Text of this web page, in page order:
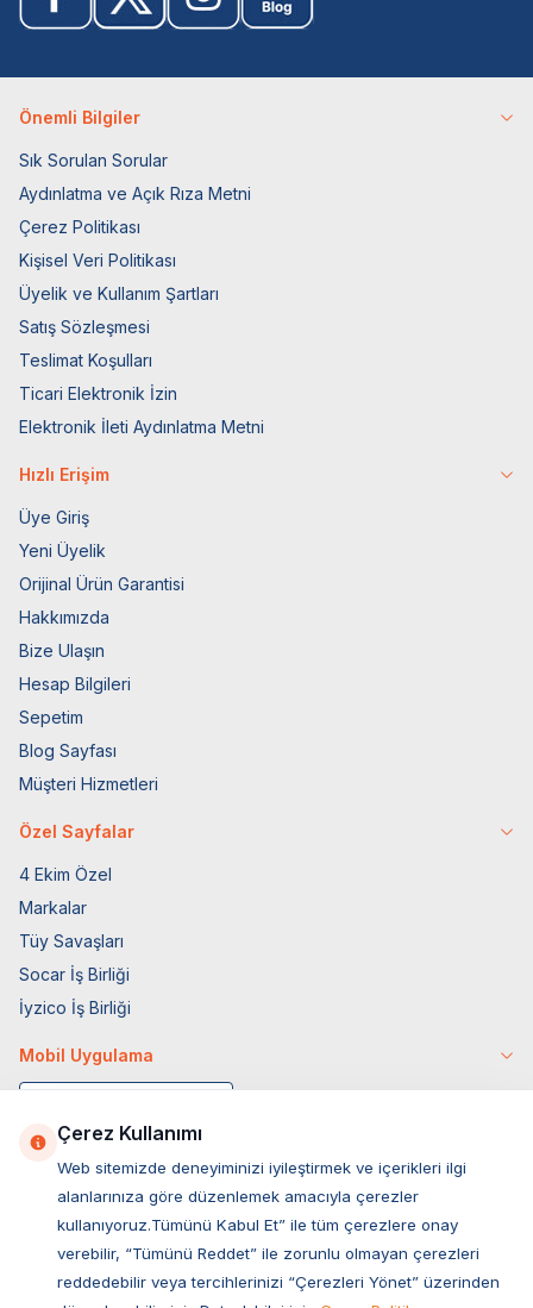
Önemli Bilgiler
Sık Sorulan Sorular
Aydınlatma ve Açık Rıza Metni
Çerez Politikası
Kişisel Veri Politikası
Üyelik ve Kullanım Şartları
Satış Sözleşmesi
Teslimat Koşulları
Ticari Elektronik İzin
Elektronik İleti Aydınlatma Metni
Hızlı Erişim
Üye Giriş
Yeni Üyelik
Orijinal Ürün Garantisi
Hakkımızda
Bize Ulaşın
Hesap Bilgileri
Sepetim
Blog Sayfası
Müşteri Hizmetleri
Özel Sayfalar
4 Ekim Özel
Markalar
Tüy Savaşları
Socar İş Birliği
İyzico İş Birliği
Mobil Uygulama
Çerez Kullanımı
Web sitemizde deneyiminizi iyileştirmek ve içerikleri ilgi
alanlarınıza göre düzenlemek amacıyla çerezler
kullanıyoruz.Tümünü Kabul Et” ile tüm çerezlere onay
verebilir, “Tümünü Reddet” ile zorunlu olmayan çerezleri
reddedebilir veya tercihlerinizi “Çerezleri Yönet” üzerinden